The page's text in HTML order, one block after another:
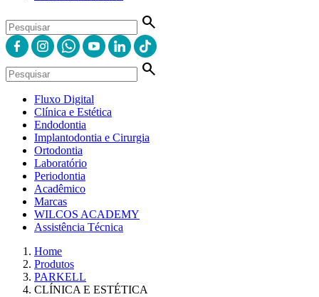
search
search
Fluxo Digital
Clínica e Estética
Endodontia
Implantodontia e Cirurgia
Ortodontia
Laboratório
Periodontia
Acadêmico
Marcas
WILCOS ACADEMY
Assistência Técnica
Home
Produtos
PARKELL
CLÍNICA E ESTÉTICA